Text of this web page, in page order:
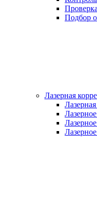
Подбор
Лазерная